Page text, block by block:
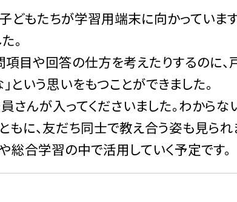
どもたちが学習用端末に向かっていま
。
目や回答の仕方を考えたりするのに、
という思いをもつことができました。
んが入ってくださいました。わからな
もに、友だち同士で教え合う姿も見られ
総合学習の中で活用していく予定です。